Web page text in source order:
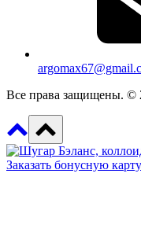
Все права защищены. ©
Заказать бонусную карту